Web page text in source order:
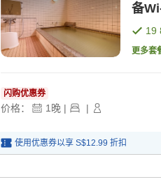
备
19
更多套
闪购优惠券
价格： 1 晚 | |
使用优惠券以享 S$12.99 折扣